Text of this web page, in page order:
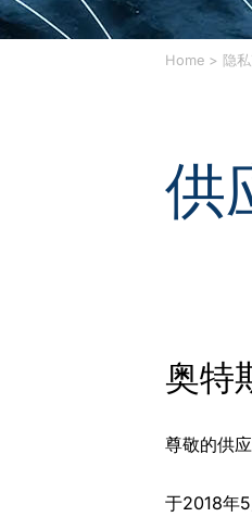
Home 隐
供
奥特
尊敬的供应
于2018年